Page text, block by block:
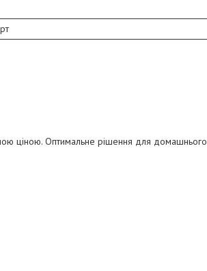
ціною. Оптимальне рішення для домашнього